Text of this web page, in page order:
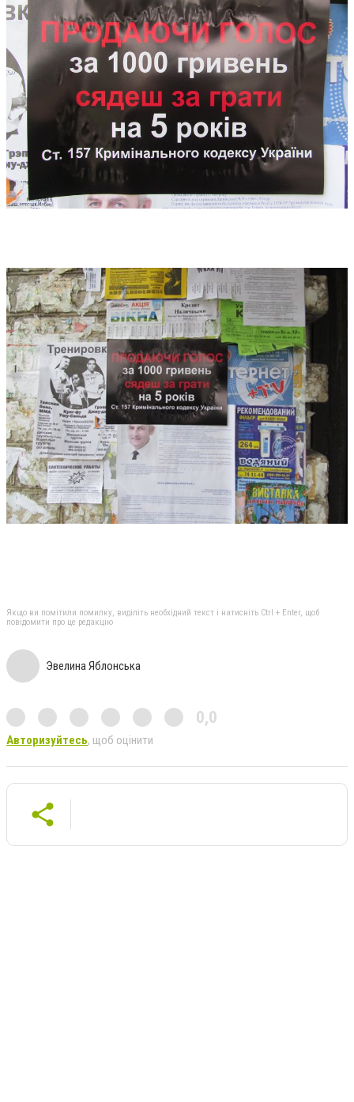
Якщо ви помітили помилку, виділіть необхідний текст і натисніть Ctrl + Enter, щоб
повідомити про це редакцію
Эвелина Яблонська
0,0
Авторизуйтесь, щоб оцінити